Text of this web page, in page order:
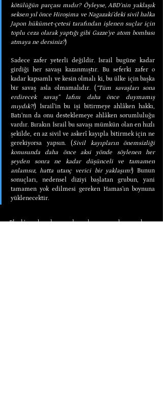
kötülüğün parçası mıdır? Öyleyse, ABD’nin yaklaşık
seksen yıl önce Hiroşima ve Nagazaki’deki sivil halka
Japon hükümet-çetesi tarafından işlenen suçlar için
toplu ceza olarak yaptığı gibi Gazze’ye atom bombası
atmaya ne dersiniz?)
Sadece zafer yeterli değildir. İsrail bugüne kadar
girdiği her savaşı kazanmıştır. Bu seferki zafer o
kadar kapsamlı ve kesin olmalı ki, bu ülke için başka
bir savaş asla olmamalıdır. ( “Tüm savaşları sona
erdirecek savaş” lafını daha önce duymamış
mıydık?!) İsrail’in bu işi bitirmeye ahlâken hakkı,
Batı’nın da onu desteklemeye ahlâken sorumluluğu
vardır. Bırakın İsrail bu savaşı mümkün olan en hızlı
şekilde, en az sivil ve askerî kayıpla bitirmek için ne
gerekiyorsa yapsın. (Sivil kayıpların önemsizliği
konusunda daha önce aksi yönde söylenen her
şeyden sonra ne kadar düşünceli ve tamamen
anlamsız, hatta utanç verici bir yaklaşım!) Bunun
sonuçları, nedensel diziyi başlatan grubun, yani
tamamen yok edilmesi gereken Hamas’ın boynuna
yüklenecektir.
Block’un bu hezeyanları her ne olursa olsun,